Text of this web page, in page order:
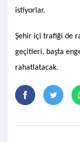
istiyorlar.
Şehir içi trafiği de
geçitleri, başta
rahatlatacak.